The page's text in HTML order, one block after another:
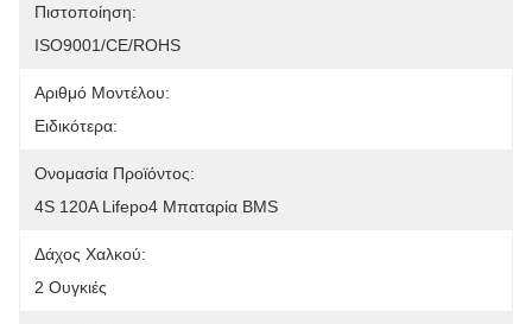
Πιστοποίηση:
ISO9001/CE/ROHS
Αριθμό Μοντέλου:
Ειδικότερα:
Ονομασία Προϊόντος:
4S 120A Lifepo4 Μπαταρία BMS
Δάχος Χαλκού:
2 Ουγκιές